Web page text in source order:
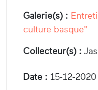
Galerie(s) :
culture basque"
Collecteur(s) :
Date : 15-12-2020